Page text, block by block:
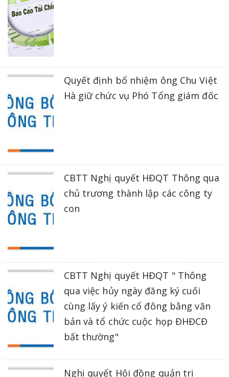
Quyết định bổ nhiệm ông Chu Việt
Hà giữ chức vụ Phó Tổng giám đốc
CBTT Nghị quyết HĐQT Thông qua
chủ trương thành lập các công ty
con
CBTT Nghị quyết HĐQT " Thông
qua việc hủy ngày đăng ký cuối
cùng lấy ý kiến cổ đông bằng văn
bản và tổ chức cuộc họp ĐHĐCĐ
bất thường"
Nghị quyết Hội đồng quản trị